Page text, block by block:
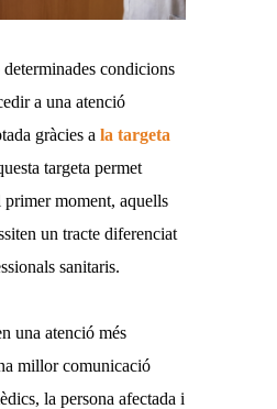
determinades condicions
a una atenció
gràcies ala targeta
targeta permet
moment, aquells
un tracte diferenciat
sanitaris.
una atenció més
millor comunicació
la persona afectada i